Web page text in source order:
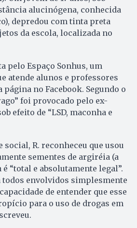
alucinógena, conhecida
depredou com tinta preta
da escola, localizada no
pelo Espaço Sonhus, um
atende alunos e professores
página no Facebook. Segundo o
foi provocado pelo ex-
efeito de “LSD, maconha e
social, R. reconheceu que usou
sementes de argiréia (a
é “total e absolutamente legal”.
todos envolvidos simplesmente
de entender que esse
para o uso de drogas em